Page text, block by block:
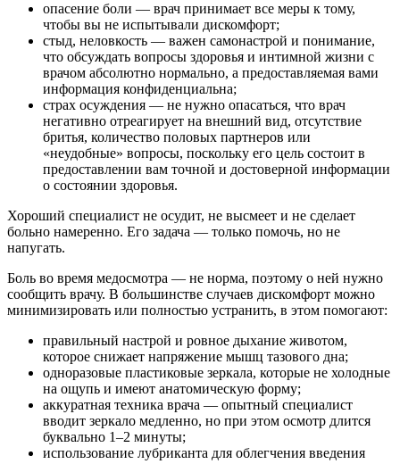
опасение боли — врач принимает все меры к тому,
чтобы вы не испытывали дискомфорт;
стыд, неловкость — важен самонастрой и понимание,
что обсуждать вопросы здоровья и интимной жизни с
врачом абсолютно нормально, а предоставляемая вами
информация конфиденциальна;
страх осуждения — не нужно опасаться, что врач
негативно отреагирует на внешний вид, отсутствие
бритья, количество половых партнеров или
«неудобные» вопросы, поскольку его цель состоит в
предоставлении вам точной и достоверной информации
о состоянии здоровья.
Хороший специалист не осудит, не высмеет и не сделает
больно намеренно. Его задача — только помочь, но не
напугать.
Боль во время медосмотра — не норма, поэтому о ней нужно
сообщить врачу. В большинстве случаев дискомфорт можно
минимизировать или полностью устранить, в этом помогают:
правильный настрой и ровное дыхание животом,
которое снижает напряжение мышц тазового дна;
одноразовые пластиковые зеркала, которые не холодные
на ощупь и имеют анатомическую форму;
аккуратная техника врача — опытный специалист
вводит зеркало медленно, но при этом осмотр длится
буквально 1–2 минуты;
использование лубриканта для облегчения введения